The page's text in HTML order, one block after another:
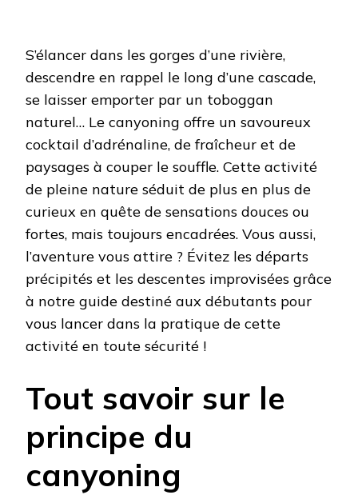
S’élancer dans les gorges d’une rivière,
descendre en rappel le long d’une cascade,
se laisser emporter par un toboggan
naturel… Le canyoning offre un savoureux
cocktail d’adrénaline, de fraîcheur et de
paysages à couper le souffle. Cette activité
de pleine nature séduit de plus en plus de
curieux en quête de sensations douces ou
fortes, mais toujours encadrées. Vous aussi,
l’aventure vous attire ? Évitez les départs
précipités et les descentes improvisées grâce
à notre guide destiné aux débutants pour
vous lancer dans la pratique de cette
activité en toute sécurité !
Tout savoir sur le
principe du
canyoning